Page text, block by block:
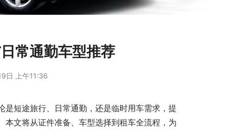
常通勤车型推荐
日 上午11:36
短途旅行、日常通勤，还是临时用车需求，提
文将从证件准备、车型选择到租车全流程，为